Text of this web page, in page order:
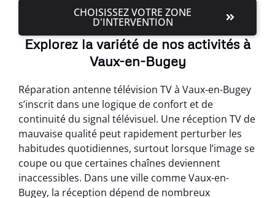
CHOISISSEZ VOTRE ZONE
D'INTERVENTION
Explorez la variété de nos activités à
Vaux-en-Bugey
Réparation antenne télévision TV à Vaux-en-Bugey
s’inscrit dans une logique de confort et de
continuité du signal télévisuel. Une réception TV de
mauvaise qualité peut rapidement perturber les
habitudes quotidiennes, surtout lorsque l’image se
coupe ou que certaines chaînes deviennent
inaccessibles. Dans une ville comme Vaux-en-
Bugey, la réception dépend de nombreux